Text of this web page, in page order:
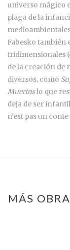
universo mágico
plaga de la
Fabesko también
tridimensionales
de la creación de
diversos, como
Muertoslo que
deja de ser
n'est pas un
MÁS